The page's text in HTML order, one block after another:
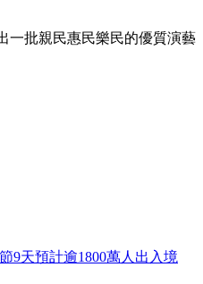
一批親民惠民樂民的優質演藝
9天預計逾1800萬人出入境